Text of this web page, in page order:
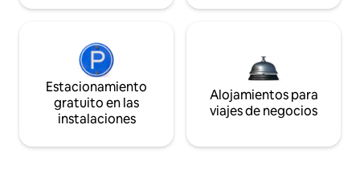
Estacionamiento
gratuito en las
instalaciones
Alojamientos para
viajes de negocios